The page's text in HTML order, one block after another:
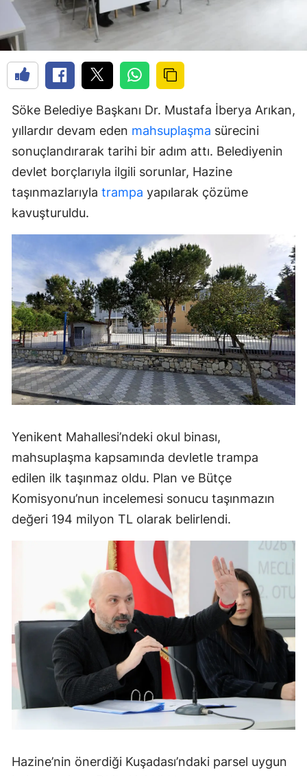
Söke Belediye Başkanı Dr. Mustafa İberya Arıkan,
yıllardır devam eden mahsuplaşma sürecini
sonuçlandırarak tarihi bir adım attı. Belediyenin
devlet borçlarıyla ilgili sorunlar, Hazine
taşınmazlarıyla trampa yapılarak çözüme
kavuşturuldu.
Yenikent Mahallesi’ndeki okul binası,
mahsuplaşma kapsamında devletle trampa
edilen ilk taşınmaz oldu. Plan ve Bütçe
Komisyonu’nun incelemesi sonucu taşınmazın
değeri 194 milyon TL olarak belirlendi.
Hazine’nin önerdiği Kuşadası’ndaki parsel uygun